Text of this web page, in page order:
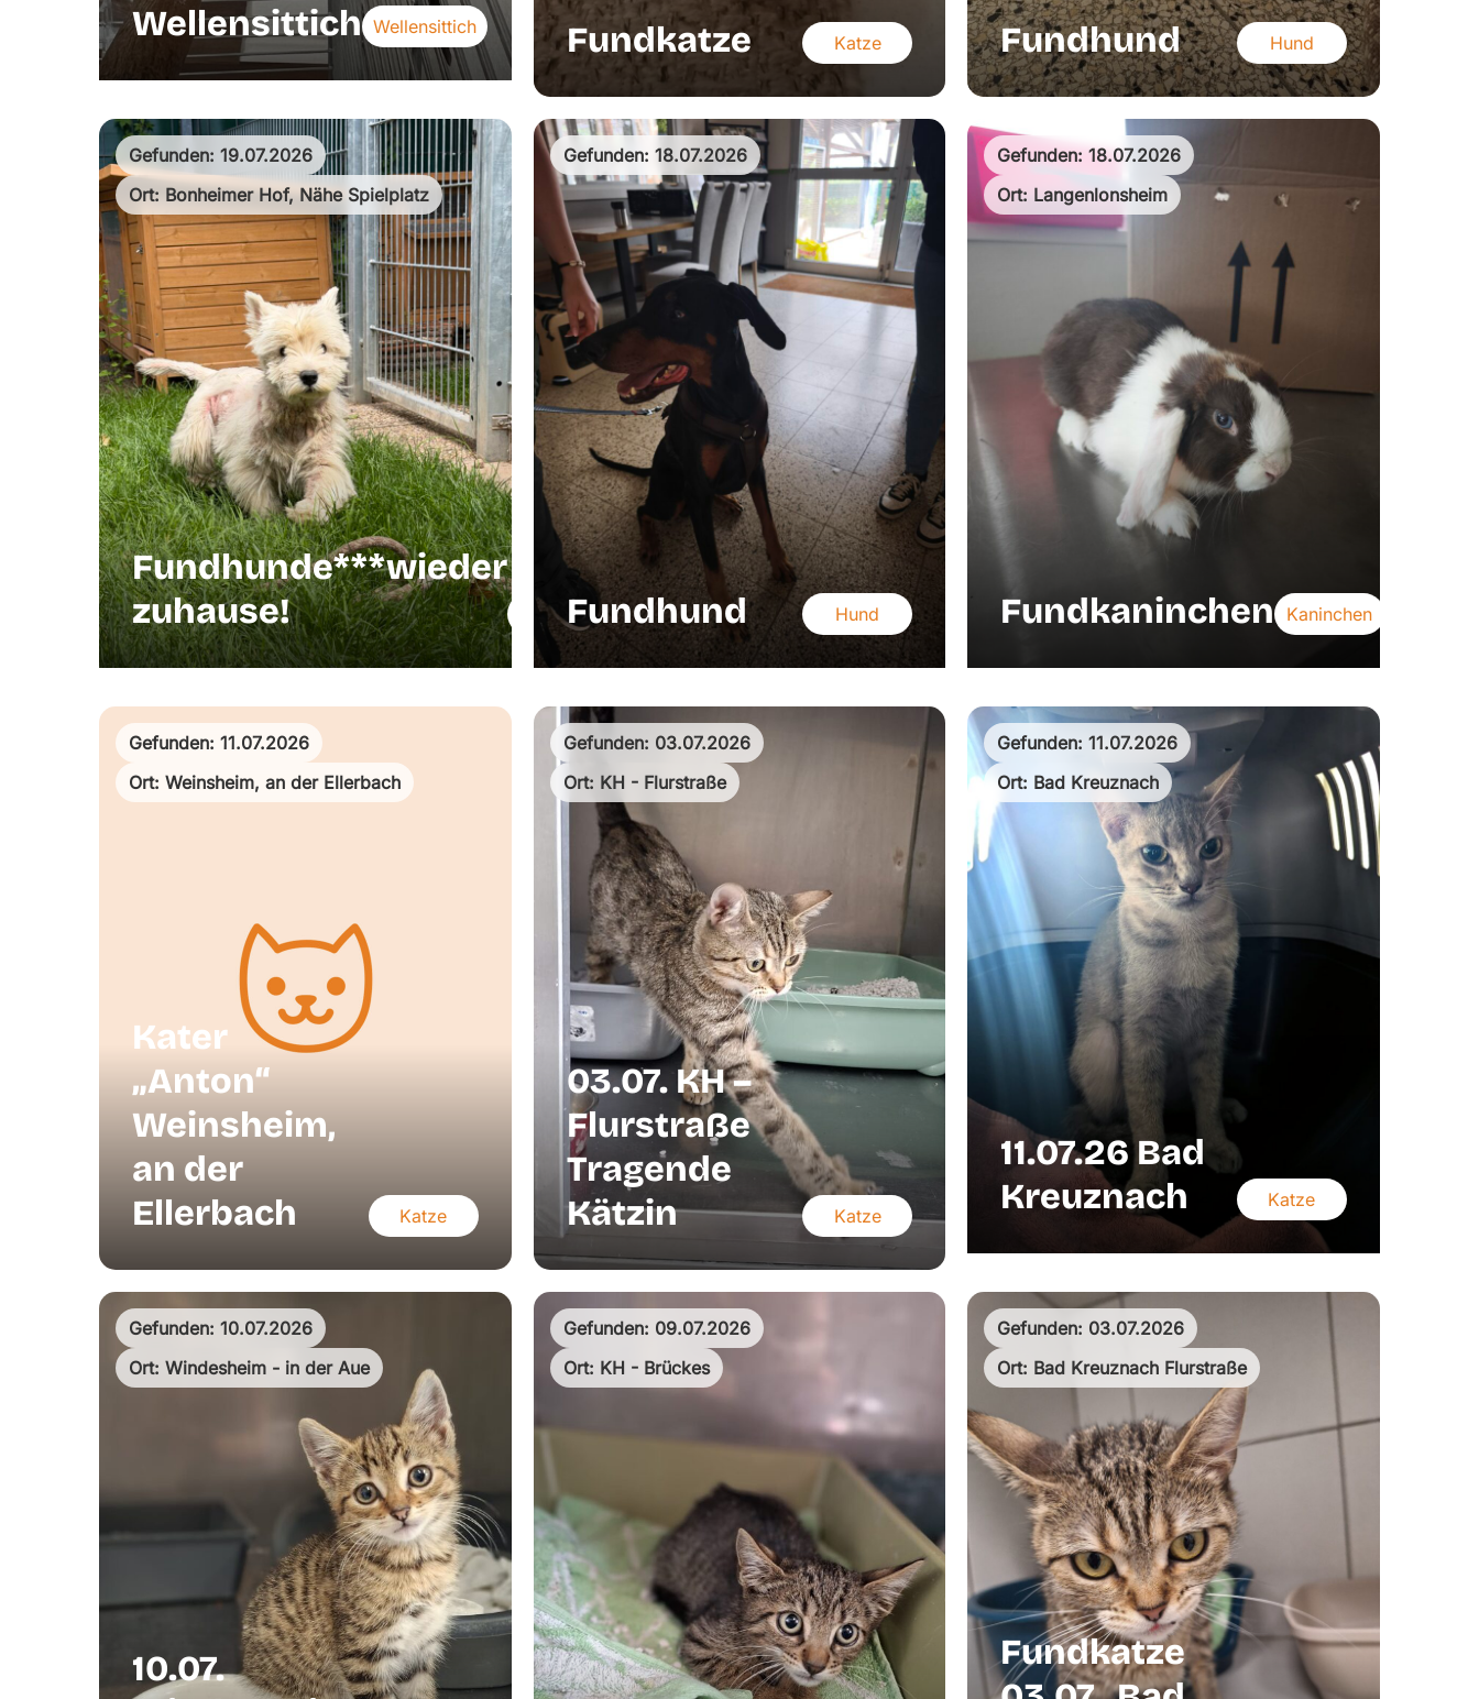
Wellensittich Wellensittich Fundkatze Katze Fundhund Hund
Gefunden: 19.07.2026
Ort: Bonheimer Hof, Nähe Spielplatz
Fundhunde***wieder
zuhause!
Hund
Gefunden: 18.07.2026
Fundhund Hund
Gefunden: 18.07.2026
Ort: Langenlonsheim
Fundkaninchen Kaninchen
Gefunden: 11.07.2026
Ort: Weinsheim, an der Ellerbach
Kater
„Anton“
Weinsheim,
an der
Ellerbach
Katze
Gefunden: 03.07.2026
Ort: KH - Flurstraße
03.07. KH –
Flurstraße
Tragende
Kätzin
Katze
Gefunden: 11.07.2026
Ort: Bad Kreuznach
11.07.26 Bad
Kreuznach
Katze
Gefunden: 10.07.2026
Ort: Windesheim - in der Aue
10.07.
Gefunden: 09.07.2026
Ort: KH - Brückes
Gefunden: 03.07.2026
Ort: Bad Kreuznach Flurstraße
Fundkatze